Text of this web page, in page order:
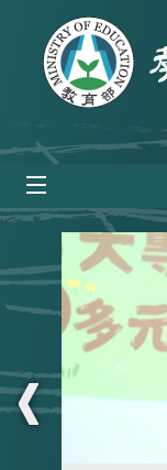
跳到主要內容區塊
:::